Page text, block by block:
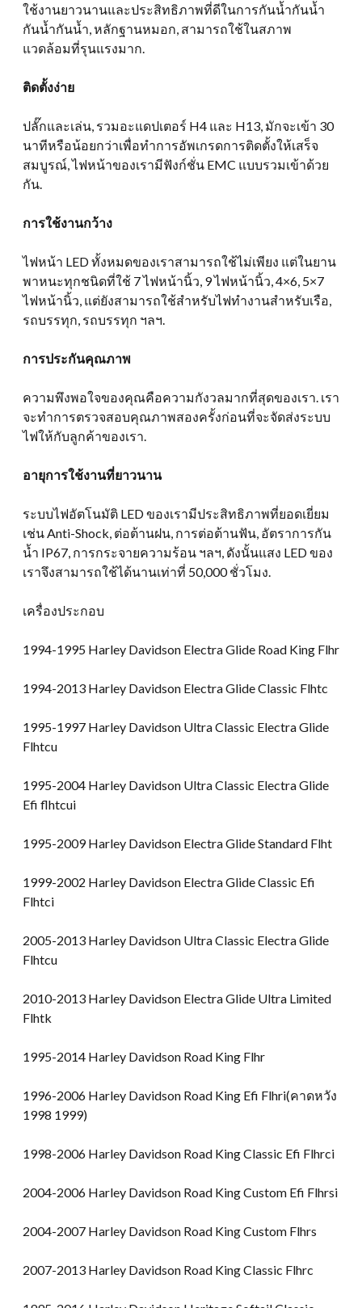
ใช้งานยาวนานและประสิทธิภาพที่ดีในการกันน้ำกันน้ำ
กันน้ำกันน้ำ, หลักฐานหมอก, สามารถใช้ในสภาพ
แวดล้อมที่รุนแรงมาก.
ติดตั้งง่าย
ปลั๊กและเล่น, รวมอะแดปเตอร์ H4 และ H13, มักจะเข้า 30
นาทีหรือน้อยกว่าเพื่อทำการอัพเกรดการติดตั้งให้เสร็จ
สมบูรณ์, ไฟหน้าของเรามีฟังก์ชั่น EMC แบบรวมเข้าด้วย
กัน.
การใช้งานกว้าง
ไฟหน้า LED ทั้งหมดของเราสามารถใช้ไม่เพียง แต่ในยาน
พาหนะทุกชนิดที่ใช้ 7 ไฟหน้านิ้ว, 9 ไฟหน้านิ้ว, 4×6, 5×7
ไฟหน้านิ้ว, แต่ยังสามารถใช้สำหรับไฟทำงานสำหรับเรือ,
รถบรรทุก, รถบรรทุก ฯลฯ.
การประกันคุณภาพ
ความพึงพอใจของคุณคือความกังวลมากที่สุดของเรา. เรา
จะทำการตรวจสอบคุณภาพสองครั้งก่อนที่จะจัดส่งระบบ
ไฟให้กับลูกค้าของเรา.
อายุการใช้งานที่ยาวนาน
ระบบไฟอัตโนมัติ LED ของเรามีประสิทธิภาพที่ยอดเยี่ยม
เช่น Anti-Shock, ต่อต้านฝน, การต่อต้านฟัน, อัตราการกัน
น้ำ IP67, การกระจายความร้อน ฯลฯ, ดังนั้นแสง LED ของ
เราจึงสามารถใช้ได้นานเท่าที่ 50,000 ชั่วโมง.
เครื่องประกอบ
1994-1995 Harley Davidson Electra Glide Road King Flhr
1994-2013 Harley Davidson Electra Glide Classic Flhtc
1995-1997 Harley Davidson Ultra Classic Electra Glide
Flhtcu
1995-2004 Harley Davidson Ultra Classic Electra Glide
Efi flhtcui
1995-2009 Harley Davidson Electra Glide Standard Flht
1999-2002 Harley Davidson Electra Glide Classic Efi
Flhtci
2005-2013 Harley Davidson Ultra Classic Electra Glide
Flhtcu
2010-2013 Harley Davidson Electra Glide Ultra Limited
Flhtk
1995-2014 Harley Davidson Road King Flhr
1996-2006 Harley Davidson Road King Efi Flhri(คาดหวัง
1998 1999)
1998-2006 Harley Davidson Road King Classic Efi Flhrci
2004-2006 Harley Davidson Road King Custom Efi Flhrsi
2004-2007 Harley Davidson Road King Custom Flhrs
2007-2013 Harley Davidson Road King Classic Flhrc